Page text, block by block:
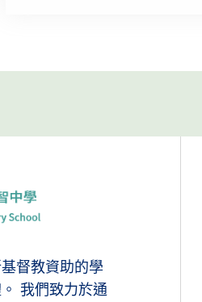
督教資助的學
我們致力於通